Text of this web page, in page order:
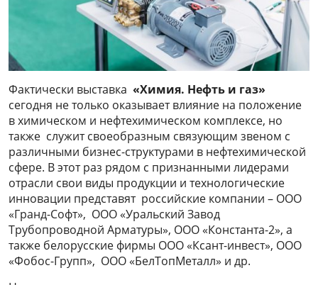
Фактически выставка «Химия. Нефть и газ»
сегодня не только оказывает влияние на положение
в химическом и нефтехимическом комплексе, но
также служит своеобразным связующим звеном с
различными бизнес-структурами в нефтехимической
сфере. В этот раз рядом с признанными лидерами
отрасли свои виды продукции и технологические
инновации представят российские компании – ООО
«Гранд-Софт», ООО «Уральский Завод
Трубопроводной Арматуры», ООО «Константа-2», а
также белорусские фирмы ООО «Ксант-инвест», ООО
«Фобос-Групп», ООО «БелТопМеталл» и др.